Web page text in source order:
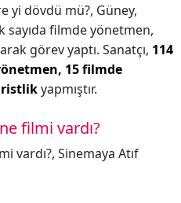
yi dövdü mü?, Güney,
filmde yönetmen,
görev yaptı. Sanatçı, 114
15 filmde
yapmıştır.
filmi vardı?
vardı?, Sinemaya Atıf